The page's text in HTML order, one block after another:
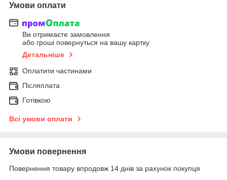
Умови оплати
Ви отримаєте замовлення
або гроші повернуться на вашу картку
Детальніше
Оплатити частинами
Післяплата
Готівкою
Всі умови оплати
Умови повернення
Повернення товару впродовж 14 днів за рахунок покупця